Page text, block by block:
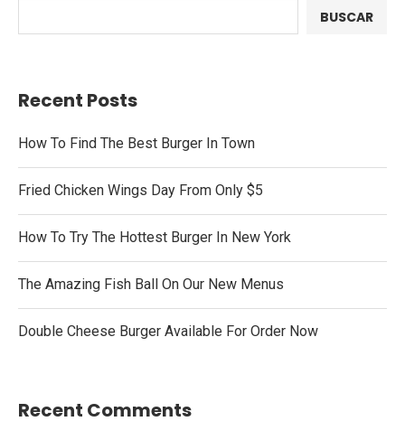
BUSCAR
Recent Posts
How To Find The Best Burger In Town
Fried Chicken Wings Day From Only $5
How To Try The Hottest Burger In New York
The Amazing Fish Ball On Our New Menus
Double Cheese Burger Available For Order Now
Recent Comments